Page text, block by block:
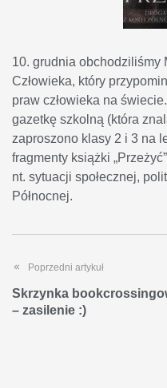
10. grudnia obchodziliśmy
Człowieka, który
praw człowieka na
gazetkę szkolną (która
zaproszono klasy 2 i 3 na
fragmenty książki
nt. sytuacji społecznej,
Północnej.
Poprzedni artykuł
Skrzynka
– zasilenie :)